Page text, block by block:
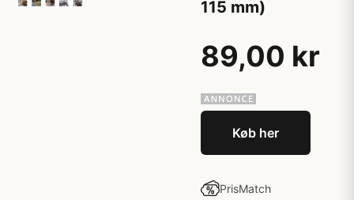
115 mm)
89,00 kr
Køb her
PrisMatch